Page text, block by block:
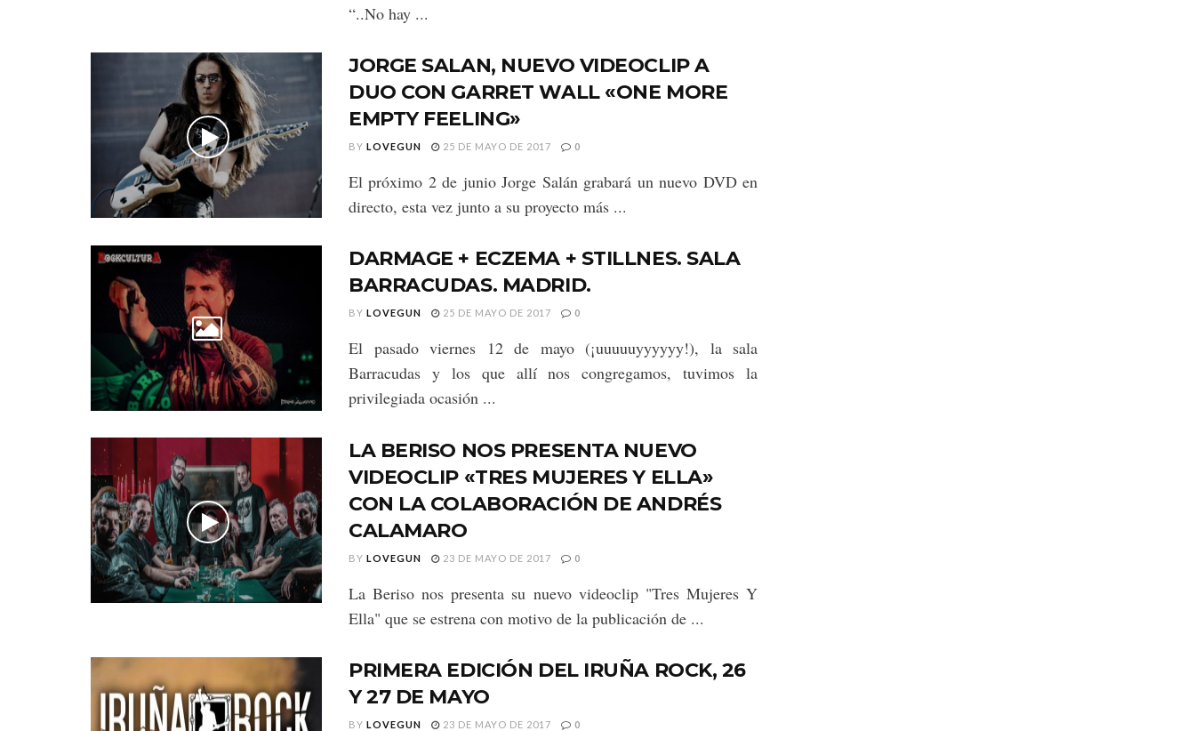
“..No hay ...
JORGE SALAN, NUEVO VIDEOCLIP A
DUO CON GARRET WALL «ONE MORE
EMPTY FEELING»
BY LOVEGUN 25 DE MAYO DE 2017 0
El próximo 2 de junio Jorge Salán grabará un nuevo DVD en
directo, esta vez junto a su proyecto más ...
DARMAGE + ECZEMA + STILLNES. SALA
BARRACUDAS. MADRID.
BY LOVEGUN 25 DE MAYO DE 2017 0
El pasado viernes 12 de mayo (¡uuuuuyyyyyy!), la sala
Barracudas y los que allí nos congregamos, tuvimos la
privilegiada ocasión ...
LA BERISO NOS PRESENTA NUEVO
VIDEOCLIP «TRES MUJERES Y ELLA»
CON LA COLABORACIÓN DE ANDRÉS
CALAMARO
BY LOVEGUN 23 DE MAYO DE 2017 0
La Beriso nos presenta su nuevo videoclip "Tres Mujeres Y
Ella" que se estrena con motivo de la publicación de ...
PRIMERA EDICIÓN DEL IRUÑA ROCK, 26
Y 27 DE MAYO
BY LOVEGUN 23 DE MAYO DE 2017 0